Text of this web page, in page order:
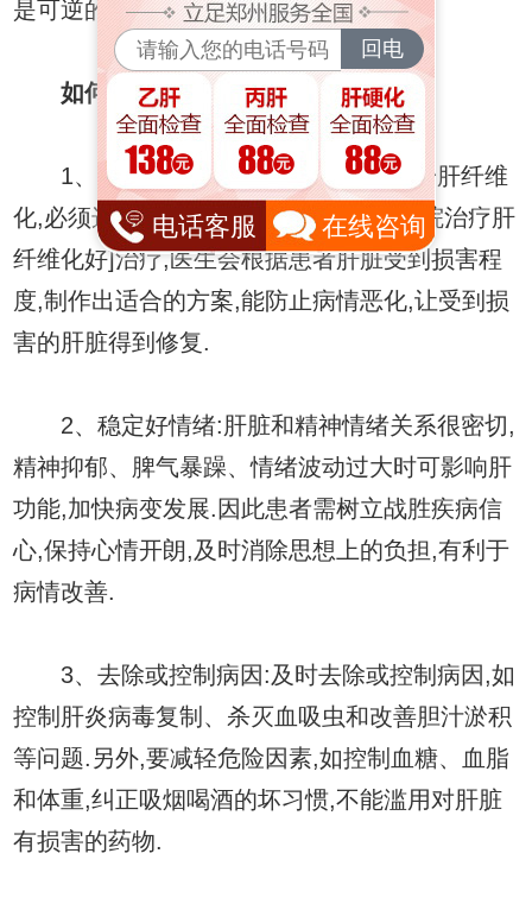
是可逆的.
如何阻断肝纤维化向肝癌发展?
1、按照医生嘱咐用药治疗:一旦确诊肝纤维
化,必须选择[商丘肝病医院_郑州哪个医院治疗肝
纤维化好]治疗,医生会根据患者肝脏受到损害程
度,制作出适合的方案,能防止病情恶化,让受到损
害的肝脏得到修复.
2、稳定好情绪:肝脏和精神情绪关系很密切,
精神抑郁、脾气暴躁、情绪波动过大时可影响肝
功能,加快病变发展.因此患者需树立战胜疾病信
心,保持心情开朗,及时消除思想上的负担,有利于
病情改善.
3、去除或控制病因:及时去除或控制病因,如
控制肝炎病毒复制、杀灭血吸虫和改善胆汁淤积
等问题.另外,要减轻危险因素,如控制血糖、血脂
和体重,纠正吸烟喝酒的坏习惯,不能滥用对肝脏
有损害的药物.
电话客服 在线咨询